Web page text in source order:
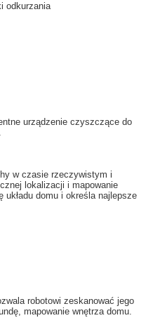
odkurzania
urządzenie czyszczące do
w czasie rzeczywistym i
lokalizacji i mapowanie
układu domu i określa najlepsze
robotowi zeskanować jego
, mapowanie wnętrza domu.